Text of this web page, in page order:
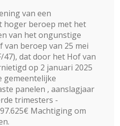
van een
hoger beroep met het
van het ongunstige
beroep van 25 mei
47), dat door het Hof van
op 2 januari 2025
gemeentelijke
panelen , aanslagjaar
trimesters -
Machtiging om